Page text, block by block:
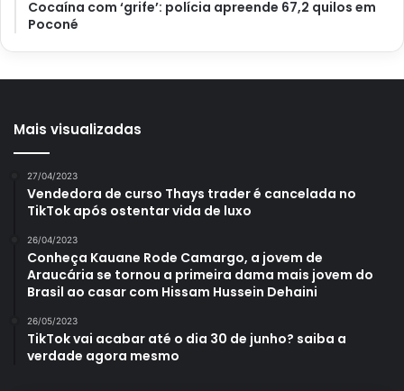
impeditivo de entrada;
Limpeza regular para se librar de água parada, lixo e
restos de alimentos;
Manutenção de uma casa ventilada, pois insetos
Avalie este post post
dicas caseiras mosquito repelente
Cocaína com ‘grife’: polícia apreende 67,2 quilos em
Poconé
Mais visualizadas
27/04/2023
Vendedora de curso Thays trader é cancelada no
TikTok após ostentar vida de luxo
26/04/2023
Conheça Kauane Rode Camargo, a jovem de
Araucária se tornou a primeira dama mais jovem do
Brasil ao casar com Hissam Hussein Dehaini
26/05/2023
TikTok vai acabar até o dia 30 de junho? saiba a
verdade agora mesmo